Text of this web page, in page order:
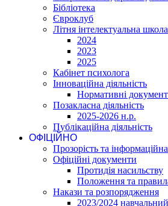
Бібліотека
Євроклуб
Літня інтелектуальна школа
2024
2023
2025
Кабінет психолога
Інноваційна діяльність
Нормативні
Позакласна діяльність
2025-2026 н.р.
Публікаційна діяльність
ОФІЦІЙНО
Прозорість та інформаційна
Офіційні документи
Протидія насильству
Положення та
Накази та розпорядження
2023/2024